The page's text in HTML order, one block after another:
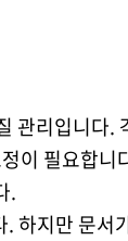
관리입니다.
이 필요합
.
하지만 문서